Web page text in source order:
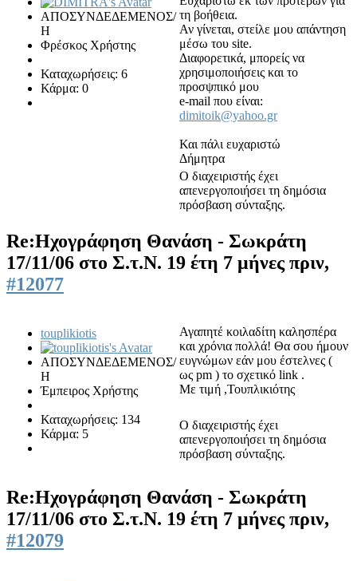
ΑΠΟΣΥΝΔΕΔΕΜΕΝΟΣ/
Η
Φρέσκος Χρήστης
Καταχωρήσεις: 6
Κάρμα: 0
τη βοήθεια.
Αν γίνεται, στείλε μου απάντηση
μέσω του site.
Διαφορετικά, μπορείς να
χρησιμοποιήσεις και το
προσψπικό μου
e-mail που είναι:
dimitoik@yahoo.gr
Και πάλι ευχαριστώ
Δήμητρα
Ο διαχειριστής έχει
απενεργοποιήσει τη δημόσια
πρόσβαση σύνταξης.
Re:Ηχογράφηση Θανάση - Σωκράτη
17/11/06 στο Σ.τ.Ν. 19 έτη 7 μήνες πριν,
#12077
touplikiotis
ΑΠΟΣΥΝΔΕΔΕΜΕΝΟΣ/
Η
Έμπειρος Χρήστης
Καταχωρήσεις: 134
Κάρμα: 5
Αγαπητέ κοιλαδίτη καλησπέρα
και χρόνια πολλά! Θα σου ήμουν
ευγνώμων εάν μου έστελνες (
ως pm ) το σχετικό link .
Με τιμή ,Τουπλικιότης
Ο διαχειριστής έχει
απενεργοποιήσει τη δημόσια
πρόσβαση σύνταξης.
Re:Ηχογράφηση Θανάση - Σωκράτη
17/11/06 στο Σ.τ.Ν. 19 έτη 7 μήνες πριν,
#12079